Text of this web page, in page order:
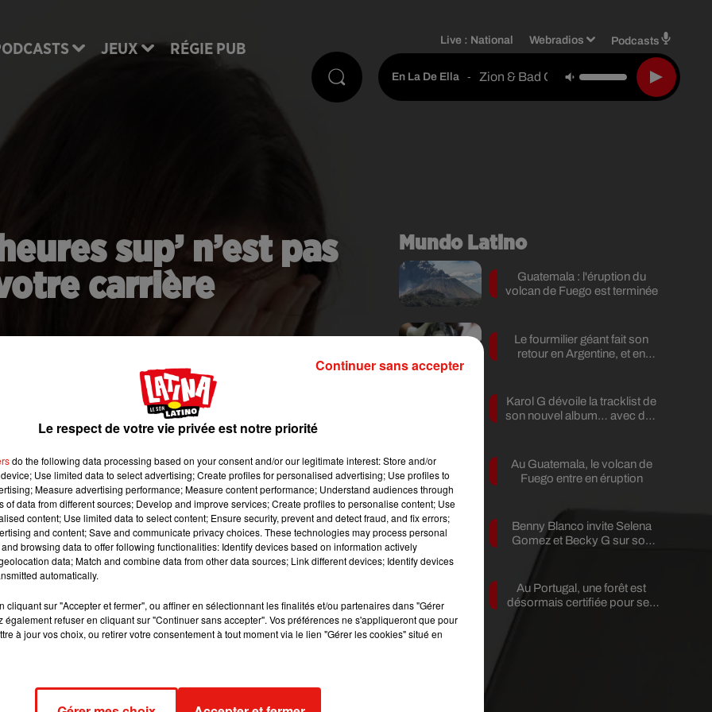
JEUX RÉGIE PUB
Live : National Webradios Podcasts
En La De Ella - Zion & Bad Gyal
sup’ n’est pas
carrière
meilleure carrière ? Désolé, mais rien n'est moins
pour leur travail acharné au sein d’une entreprise afin de
d’heures travaillées et l’avancement en carrière vient de
plomb dans l’aile.
pour perdre plus
étudemenée par la City University of Londonpubliée cette
dans 36 pays européens
salariés. Les chercheurs ont étudiél’impact des heures
employés(stress, fatigue, perspectives de carrière, sécurité de
est nuisible pour votre vie autant professionnelle que
qu’il s’agisse d’heures supplémentaires ou d’intensité de
Mundo Latino
Guatemala : l'éruption du
volcan de Fuego est terminée
Le fourmilier géant fait son
retour en Argentine, et en
Karol G dévoile la tracklist de
son nouvel album… avec des
Au Guatemala, le volcan de
Fuego entre en éruption
Benny Blanco invite Selena
Gomez et Becky G sur son
Au Portugal, une forêt est
désormais certifiée pour ses
Le respect de votre vie privée est notre priorité
do the following data processing based on your consent and/or our legitimate interest: Store and/or
Use limited data to select advertising; Create profiles for personalised advertising; Use profiles to
Measure advertising performance; Measure content performance; Understand audiences through
of data from different sources; Develop and improve services; Create profiles to personalise content; Use
content; Use limited data to select content; Ensure security, prevent and detect fraud, and fix errors;
and content; Save and communicate privacy choices. These technologies may process personal
browsing data to offer following functionalities: Identify devices based on information actively
data; Match and combine data from other data sources; Link different devices; Identify devices
automatically.
cliquant sur "Accepter et fermer", ou affiner en sélectionnant les finalités et/ou partenaires dans "Gérer
également refuser en cliquant sur "Continuer sans accepter". Vos préférences ne s'appliqueront que pour
à jour vos choix, ou retirer votre consentement à tout moment via le lien "Gérer les cookies" situé en
Continuer sans accepter